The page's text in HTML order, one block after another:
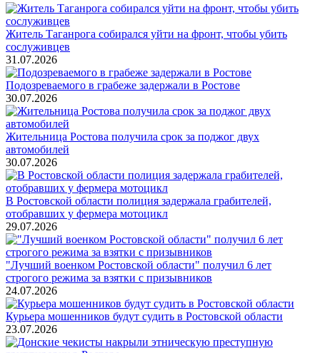
Житель Таганрога собирался уйти на фронт, чтобы убить
сослуживцев
31.07.2026
Подозреваемого в грабеже задержали в Ростове
30.07.2026
Жительница Ростова получила срок за поджог двух
автомобилей
30.07.2026
В Ростовской области полиция задержала грабителей,
отобравших у фермера мотоцикл
29.07.2026
"Лучший военком Ростовской области" получил 6 лет
строгого режима за взятки с призывников
24.07.2026
Курьера мошенников будут судить в Ростовской области
23.07.2026